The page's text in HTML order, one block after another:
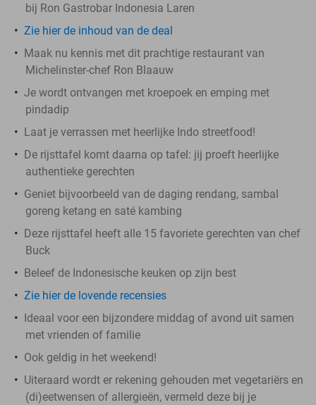
bij Ron Gastrobar Indonesia Laren
Zie hier de inhoud van de deal
Maak nu kennis met dit prachtige restaurant van
Michelinster-chef Ron Blaauw
Je wordt ontvangen met kroepoek en emping met
pindadip
Laat je verrassen met heerlijke Indo streetfood!
De rijsttafel komt daarna op tafel: jij proeft heerlijke
authentieke gerechten
Geniet bijvoorbeeld van de daging rendang, sambal
goreng ketang en saté kambing
Deze rijsttafel heeft alle 15 favoriete gerechten van chef
Buck
Beleef de Indonesische keuken op zijn best
Zie hier de lovende recensies
Ideaal voor een bijzondere middag of avond uit samen
met vrienden of familie
Ook geldig in het weekend!
Uiteraard wordt er rekening gehouden met vegetariërs en
(di)eetwensen of allergieën, vermeld deze bij je